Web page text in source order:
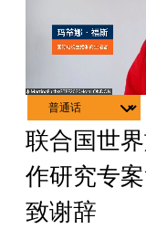
Channels
联合国世
作研究专
致谢辞